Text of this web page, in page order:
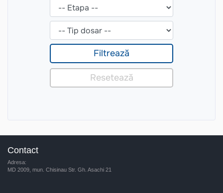
Contact
Adresa:
MD 2009, mun. Chisinau Str. Gh. Asachi 21